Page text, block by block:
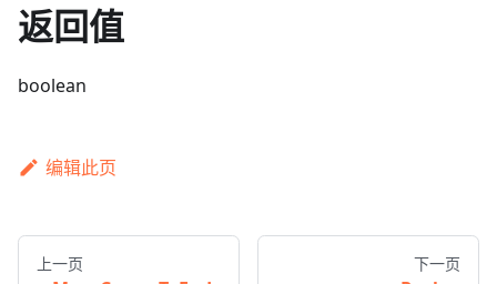
返回值
boolean
编辑此页
上一页 下一页